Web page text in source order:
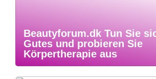
Beautyforum.dk Tun Sie
Gutes und probieren Sie
Körpertherapie aus